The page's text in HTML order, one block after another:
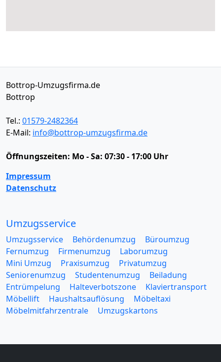
Bottrop-Umzugsfirma.de
Bottrop
Tel.: 01579-2482364
E-Mail: info@bottrop-umzugsfirma.de
Öffnungszeiten: Mo - Sa: 07:30 - 17:00 Uhr
Impressum
Datenschutz
Umzugsservice
Umzugsservice Behördenumzug
Büroumzug
Fernumzug
Firmenumzug
Laborumzug
Mini Umzug
Praxisumzug
Privatumzug
Seniorenumzug
Studentenumzug
Beiladung
Entrümpelung
Halteverbotszone
Klaviertransport
Möbellift
Haushaltsauflösung
Möbeltaxi
Möbelmitfahrzentrale
Umzugskartons